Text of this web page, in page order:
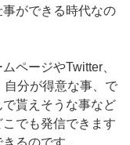
ができる時代なの
ページやTwitter、
自分が得意な事、で
貰えそうな事など
でも発信できます